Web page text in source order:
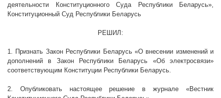
деятельности Конституционного Суда Республики Беларусь»,
Конституционный Суд Республики Беларусь
РЕШИЛ:
1. Признать Закон Республики Беларусь «О внесении изменений и
дополнений в Закон Республики Беларусь «Об электросвязи»
соответствующим Конституции Республики Беларусь.
2. Опубликовать настоящее решение в журнале «Вестник